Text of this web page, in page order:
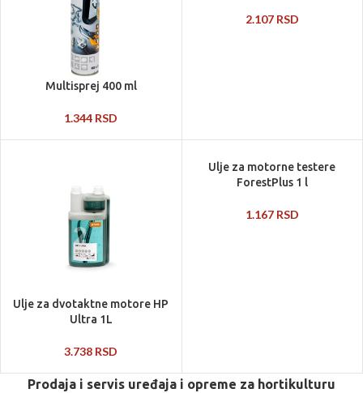
Multisprej 400 ml
1.344 RSD
2.107 RSD
Ulje za dvotaktne motore HP
Ultra 1L
3.738 RSD
Ulje za motorne testere
ForestPlus 1 l
1.167 RSD
Prodaja i servis uređaja i opreme za hortikulturu